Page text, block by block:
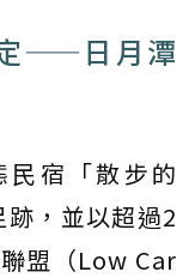
——日月潭
宿「散步的
，並以超過2
盟（Low Car